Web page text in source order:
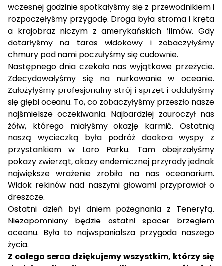
wczesnej godzinie spotkałyśmy się z przewodnikiem i
rozpoczęłyśmy przygodę. Droga była stroma i kręta
a krajobraz niczym z amerykańskich filmów. Gdy
dotarłyśmy na taras widokowy i zobaczyłyśmy
chmury pod nami poczułyśmy się cudownie.
Następnego dnia czekało nas wyjątkowe przeżycie.
Zdecydowałyśmy się na nurkowanie w oceanie.
Założyłyśmy profesjonalny strój i sprzęt i oddałyśmy
się głębi oceanu. To, co zobaczyłyśmy przeszło nasze
najśmielsze oczekiwania. Najbardziej zauroczył nas
żółw, którego miałyśmy okazję karmić. Ostatnią
naszą wycieczką była podróż dookoła wyspy z
przystankiem w Loro Parku. Tam obejrzałyśmy
pokazy zwierząt, okazy endemicznej przyrody jednak
największe wrażenie zrobiło na nas oceanarium.
Widok rekinów nad naszymi głowami przyprawiał o
dreszcze.
Ostatni dzień był dniem pożegnania z Teneryfą.
Niezapomniany będzie ostatni spacer brzegiem
oceanu. Była to najwspanialsza przygoda naszego
życia.
Z całego serca dziękujemy wszystkim, którzy się